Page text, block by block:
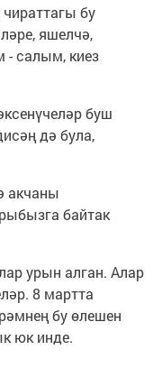
бу
яшелчә,
- салым, киез
буш
дә була,
акчаны
байтак
урын алган. Алар
8 мартта
бу өлешен
юк инде.